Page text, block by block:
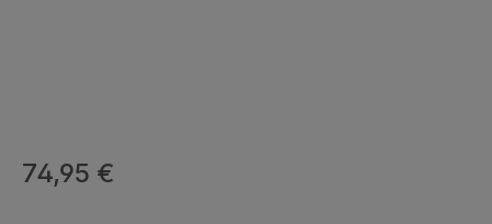
Regulärer Preis:
74,95 €